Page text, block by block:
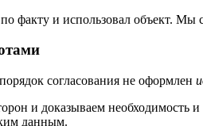
и использовал объект. Мы
согласования не оформлен
и доказываем необходимость и
данным.